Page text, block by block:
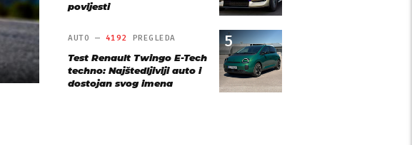
povijesti
5
AUTO — 4192 PREGLEDA
Test Renault Twingo E-Tech
techno: Najštedljiviji auto i
dostojan svog imena